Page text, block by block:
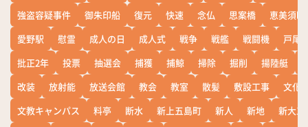
強盗容疑事件
御朱印船 復元 快速 念仏 思案橋
恵美須町
愛野駅
慰霊 成人の日 成人式 戦争 戦艦 戦闘機
戸尾
批正2年
投票 抽選会 捕獲 捕鯨 掃除 掘削 揚陸艇
改装
放射能 放送会館 教会 教室 散髪 敷設工事
文化
文教キャンパス
料亭 断水 新上五島町 新人 新地
新大工